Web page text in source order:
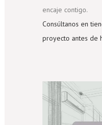
encaje contigo.
Consúltanos en
proyecto antes de